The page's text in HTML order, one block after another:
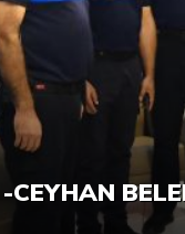
ASKİ’DEN
SUYU
“GÖREVE
HIZMETE
-CEYHAN